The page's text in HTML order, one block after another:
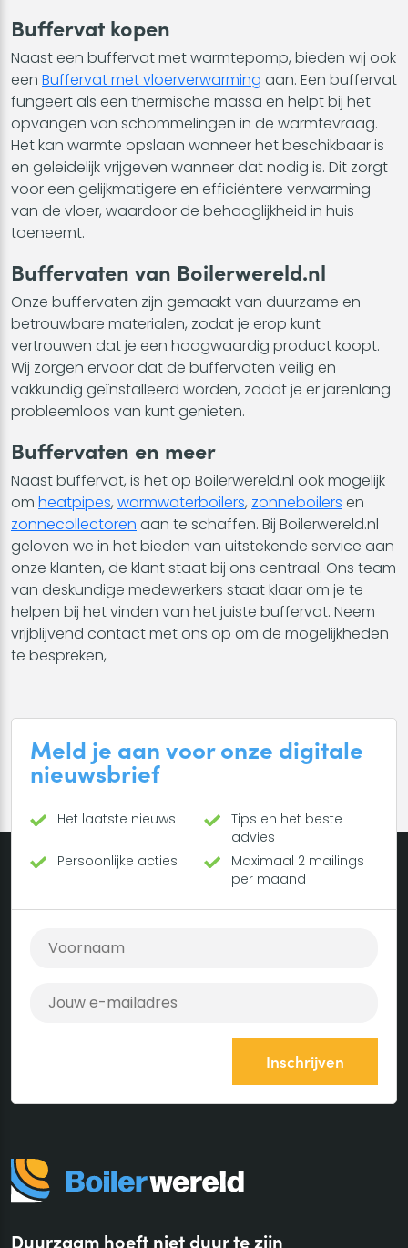
Buffervat kopen
Naast een buffervat met warmtepomp, bieden wij ook
een Buffervat met vloerverwarming aan. Een buffervat
fungeert als een thermische massa en helpt bij het
opvangen van schommelingen in de warmtevraag.
Het kan warmte opslaan wanneer het beschikbaar is
en geleidelijk vrijgeven wanneer dat nodig is. Dit zorgt
voor een gelijkmatigere en efficiëntere verwarming
van de vloer, waardoor de behaaglijkheid in huis
toeneemt.
Buffervaten van Boilerwereld.nl
Onze buffervaten zijn gemaakt van duurzame en
betrouwbare materialen, zodat je erop kunt
vertrouwen dat je een hoogwaardig product koopt.
Wij zorgen ervoor dat de buffervaten veilig en
vakkundig geïnstalleerd worden, zodat je er jarenlang
probleemloos van kunt genieten.
Buffervaten en meer
Naast buffervat, is het op Boilerwereld.nl ook mogelijk
om heatpipes, warmwaterboilers, zonneboilers en
zonnecollectoren aan te schaffen. Bij Boilerwereld.nl
geloven we in het bieden van uitstekende service aan
onze klanten, de klant staat bij ons centraal. Ons team
van deskundige medewerkers staat klaar om je te
helpen bij het vinden van het juiste buffervat. Neem
vrijblijvend contact met ons op om de mogelijkheden
te bespreken,
Meld je aan voor onze digitale
nieuwsbrief
Het laatste nieuws
Tips en het beste
advies
Persoonlijke acties
Maximaal 2 mailings
per maand
Duurzaam hoeft niet duur te zijn